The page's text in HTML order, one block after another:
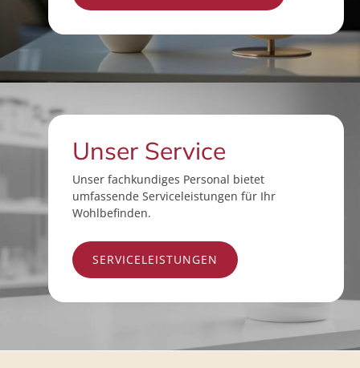
Unser Service
Unser fachkundiges Personal bietet
umfassende Serviceleistungen für Ihr
Wohlbefinden.
SERVICELEISTUNGEN